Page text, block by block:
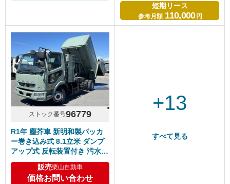
短期リース
参考月額 110,000 円
ストック番号96779
R1年 塵芥車 新明和製パッカ
ー巻き込み式 8.1立米 ダンプ
アップ式 反転装置付き 汚水タ
ンク 6速マニュアル ふそうフ
ァイター クラッチO/H済！
販売栗山自動車
価格お問い合わせ
+13
すべて見る